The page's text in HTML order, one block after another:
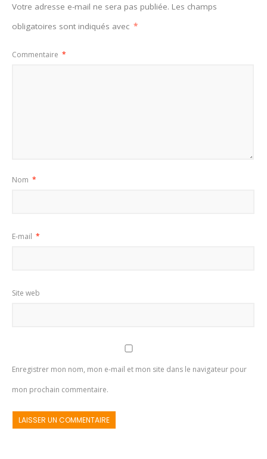
Votre adresse e-mail ne sera pas publiée. Les champs
obligatoires sont indiqués avec *
Commentaire *
Nom *
E-mail *
Site web
Enregistrer mon nom, mon e-mail et mon site dans le navigateur pour
mon prochain commentaire.